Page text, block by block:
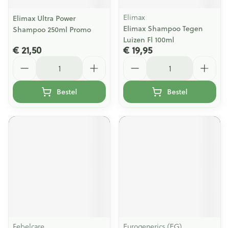
Elimax Ultra Power
Shampoo 250ml Promo
€ 21,50
Bestel
Elimax
Elimax Shampoo Tegen
Luizen Fl 100ml
€ 19,95
Bestel